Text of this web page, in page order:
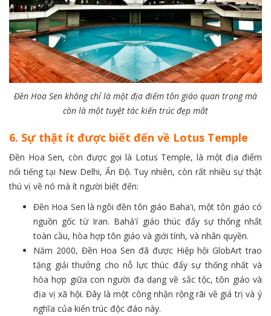
Đền Hoa Sen không chỉ là một địa điểm tôn giáo quan trọng mà
còn là một tuyệt tác kiến trúc đẹp mắt
6. Sự thật ít được biết đến về Lotus Temple
Đền Hoa Sen, còn được gọi là Lotus Temple, là một địa điểm
nổi tiếng tại New Delhi, Ấn Độ. Tuy nhiên, còn rất nhiều sự thật
thú vị về nó mà ít người biết đến:
Đền Hoa Sen là ngôi đền tôn giáo Baha'i, một tôn giáo có
nguồn gốc từ Iran. Bahá'í giáo thúc đẩy sự thống nhất
toàn cầu, hòa hợp tôn giáo và giới tính, và nhân quyền.
Năm 2000, Đền Hoa Sen đã được Hiệp hội GlobArt trao
tặng giải thưởng cho nỗ lực thúc đẩy sự thống nhất và
hòa hợp giữa con người đa dạng về sắc tộc, tôn giáo và
địa vị xã hội. Đây là một công nhận rộng rãi về giá trị và ý
nghĩa của kiến trúc độc đáo này.